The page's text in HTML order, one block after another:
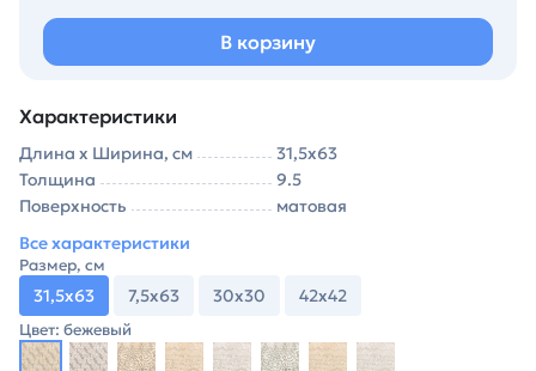
В корзину
Характеристики
Длина х Ширина, см
31,5х63
Толщина
9.5
Поверхность
матовая
Все характеристики
Размер, см
31,5х63 7,5х63 30х30 42х42
Цвет: бежевый